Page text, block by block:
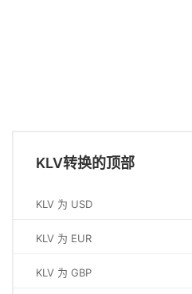
KLV转换的顶部
KLV 为 USD
KLV 为 EUR
KLV 为 GBP